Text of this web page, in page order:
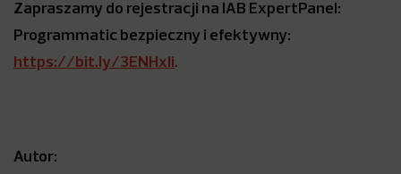
Zapraszamy do rejestracji na IAB ExpertPanel:
Programmatic bezpieczny i efektywny:
https://bit.ly/3ENHxli.
Autor: